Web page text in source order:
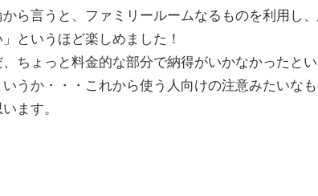
から言うと、ファミリールームなるものを利用し
」というほど楽しめました！
、ちょっと料金的な部分で納得がいかなかったと
いうか・・・これから使う人向けの注意みたいな
ます。